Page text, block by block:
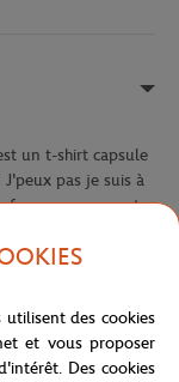
un t-shirt capsule
pas je suis à
fans ne passeront
aussi décliné en
utilisent des cookies
et vous proposer
Des cookies